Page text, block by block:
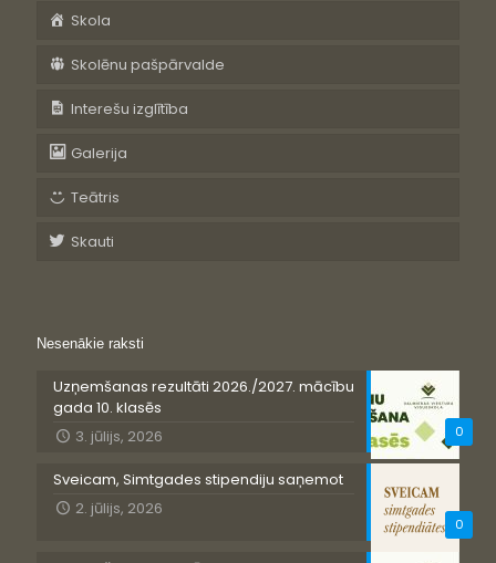
Skola
Skolēnu pašpārvalde
Interešu izglītība
Galerija
Teātris
Skauti
Nesenākie raksti
0
Uzņemšanas rezultāti 2026./2027. mācību
gada 10. klasēs
3. jūlijs, 2026
0
Sveicam, Simtgades stipendiju saņemot
2. jūlijs, 2026